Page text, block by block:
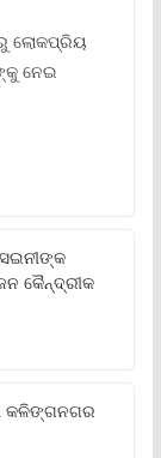
ଲୋକପ୍ରିୟ
ନେଇ
କୈନ୍ଦ୍ରୀକ
କଳିଙ୍ଗନଗର